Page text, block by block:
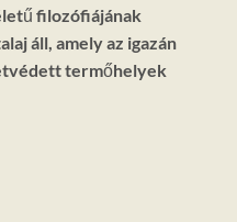
filozófiájának
áll, amely az igazán
termőhelyek